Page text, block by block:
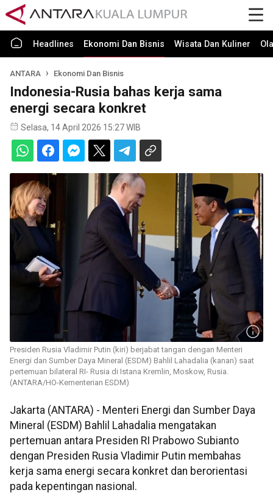
Headlines Ekonomi Dan Bisnis Wisata Dan Kuliner
ANTARA Ekonomi Dan Bisnis
Indonesia-Rusia bahas kerja sama
energi secara konkret
Selasa, 14 April 2026 15:27 WIB
Presiden Rusia Vladimir Putin (kiri) berjabat tangan dengan Menteri
Energi dan Sumber Daya Mineral (ESDM) Bahlil Lahadalia (kanan) saat
pertemuan bilateral RI- Rusia di Istana Kremlin, Moskow, Rusia.
(ANTARA/HO-Kementerian ESDM)
Jakarta (ANTARA) - Menteri Energi dan Sumber Daya
Mineral (ESDM) Bahlil Lahadalia mengatakan
pertemuan antara Presiden RI Prabowo Subianto
dengan Presiden Rusia Vladimir Putin membahas
kerja sama energi secara konkret dan berorientasi
pada kepentingan nasional.